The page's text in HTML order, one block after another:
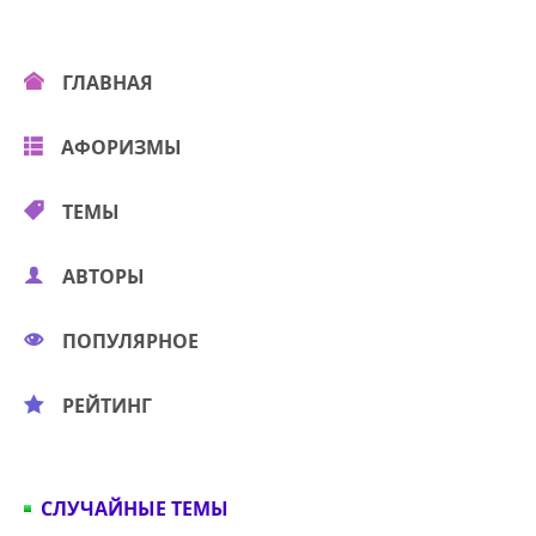
ГЛАВНАЯ
АФОРИЗМЫ
ТЕМЫ
АВТОРЫ
ПОПУЛЯРНОЕ
РЕЙТИНГ
СЛУЧАЙНЫЕ ТЕМЫ